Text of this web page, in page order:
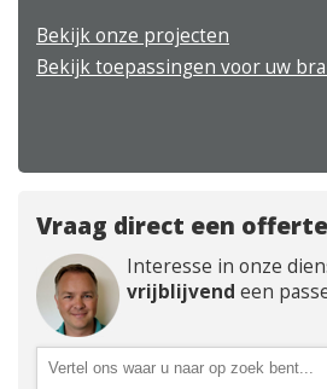
Bekijk onze projecten
Bekijk toepassingen voor uw
Vraag direct een
Interesse in onze
vrijblijvend een